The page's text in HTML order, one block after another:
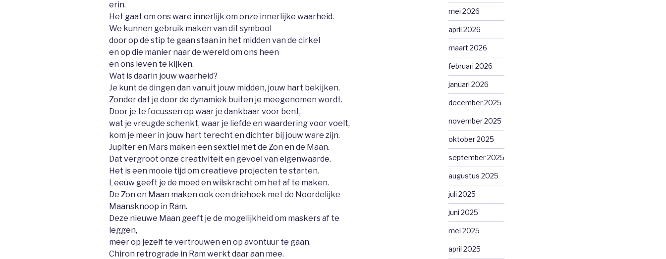
erin.
Het gaat om ons ware innerlijk om onze innerlijke waarheid.
We kunnen gebruik maken van dit symbool
door op de stip te gaan staan in het midden van de cirkel
en op die manier naar de wereld om ons heen
en ons leven te kijken.
Wat is daarin jouw waarheid?
Je kunt de dingen dan vanuit jouw midden, jouw hart bekijken.
Zonder dat je door de dynamiek buiten je meegenomen wordt.
Door je te focussen op waar je dankbaar voor bent,
wat je vreugde schenkt, waar je liefde en waardering voor voelt,
kom je meer in jouw hart terecht en dichter bij jouw ware zijn.
Jupiter en Mars maken een sextiel met de Zon en de Maan.
Dat vergroot onze creativiteit en gevoel van eigenwaarde.
Het is een mooie tijd om creatieve projecten te starten.
Leeuw geeft je de moed en wilskracht om het af te maken.
De Zon en Maan maken ook een driehoek met de Noordelijke
Maansknoop in Ram.
Deze nieuwe Maan geeft je de mogelijkheid om maskers af te
leggen,
meer op jezelf te vertrouwen en op avontuur te gaan.
Chiron retrograde in Ram werkt daar aan mee.
mei 2026
april 2026
maart 2026
februari 2026
januari 2026
december 2025
november 2025
oktober 2025
september 2025
augustus 2025
juli 2025
juni 2025
mei 2025
april 2025